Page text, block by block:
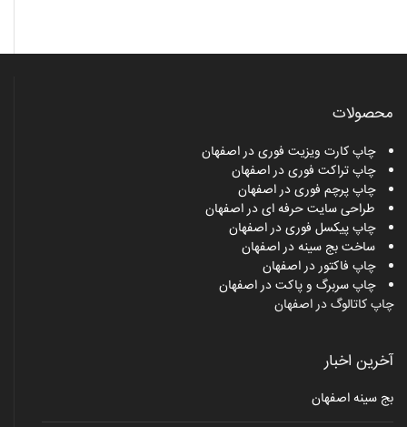
محصولات
چاپ کارت ویزیت فوری در اصفهان
چاپ تراکت فوری در اصفهان
چاپ پرچم فوری در اصفهان
طراحی سایت حرفه ای در اصفهان
چاپ پیکسل فوری در اصفهان
ساخت بج سینه در اصفهان
چاپ فاکتور در اصفهان
چاپ سربرگ و پاکت در اصفهان
چاپ کاتالوگ در اصفهان
آخرین اخبار
بج سینه اصفهان